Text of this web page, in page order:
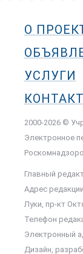
О
УСЛУГИ
2000-2026 ©
Электронное
Главный
Адрес
Луки, пр-кт
Телефон
Электронный
Дизайн,